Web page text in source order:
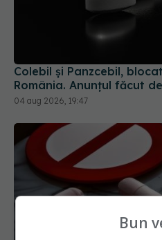
Colebil și Panzcebil,
România. Anunțul făcut
04 aug 2026, 19:47
Bun